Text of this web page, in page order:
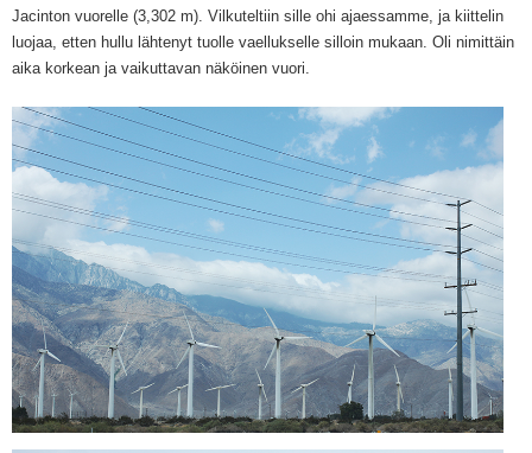
Jacinton vuorelle (3,302 m). Vilkuteltiin sille ohi ajaessamme, ja kiittelin
luojaa, etten hullu lähtenyt tuolle vaellukselle silloin mukaan. Oli nimittäin
aika korkean ja vaikuttavan näköinen vuori.